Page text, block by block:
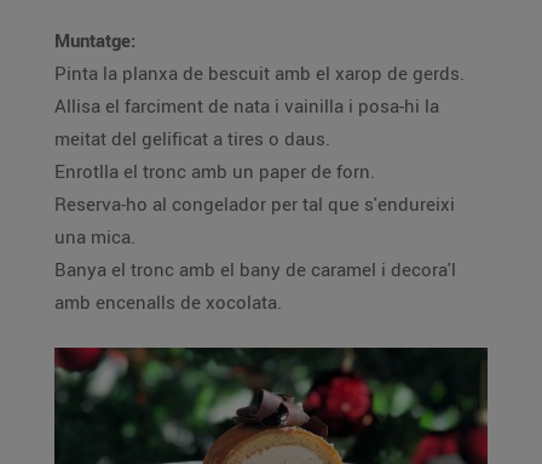
Muntatge:
Pinta la planxa de bescuit amb el xarop de gerds.
Allisa el farciment de nata i vainilla i posa-hi la
meitat del gelificat a tires o daus.
Enrotlla el tronc amb un paper de forn.
Reserva-ho al congelador per tal que s'endureixi
una mica.
Banya el tronc amb el bany de caramel i decora'l
amb encenalls de xocolata.